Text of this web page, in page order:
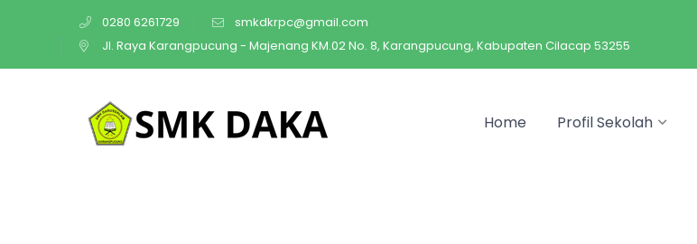
0280 6261729
smkdkrpc@gmail.com
Jl. Raya Karangpucung - Majenang KM.02 No. 8, Karangpucung, Kabupaten Cilacap 53255
Home Profil Sekolah